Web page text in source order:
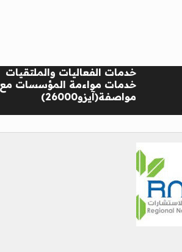
خدمات الفعاليات والملتقيات
خدمات مواءمة المؤسسات مع
مواصفة(آيزو26000)